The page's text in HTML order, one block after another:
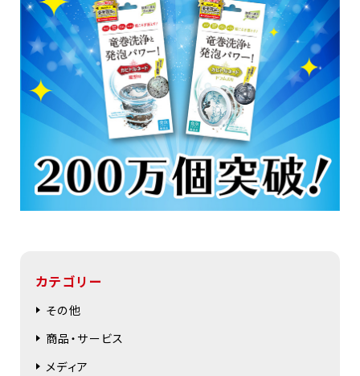
カテゴリー
その他
商品・サービス
メディア